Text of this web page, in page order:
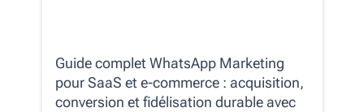
Guide complet WhatsApp Marketing
pour SaaS et e‑commerce : acquisition,
conversion et fidélisation durable avec